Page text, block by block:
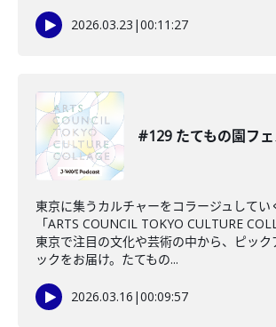
2026.03.23 |00:11:27
#129 たてもの園フ
東京に集うカルチャーをコラージュしてい
「ARTS COUNCIL TOKYO CULTURE
東京で注目の文化や芸術の中から、ピック
ックをお届け。たてもの...
2026.03.16 |00:09:57